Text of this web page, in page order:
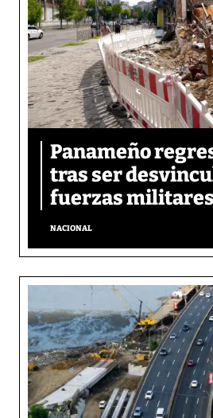
Panameño
tras ser
fuerzas
NACIONAL